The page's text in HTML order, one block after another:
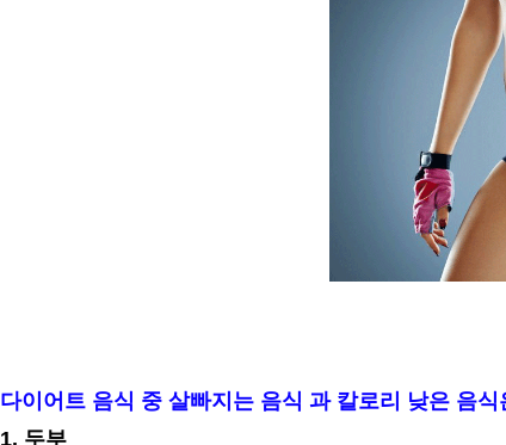
다이어트 음식 중 살빠지는 음식 과 칼로리 낮은 음식
1. 두부